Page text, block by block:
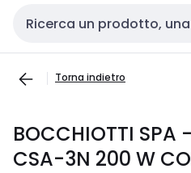
Cerca input
Torna indietro
BOCCHIOTTI SPA
CSA-3N 200 W